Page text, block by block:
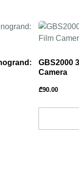
GBS2000
Camera
₾90.00